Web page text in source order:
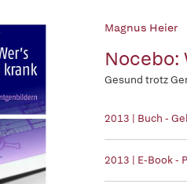
Magnus Heier
Nocebo:
Gesund trotz
2013 | Buch -
2013 | E-Book -